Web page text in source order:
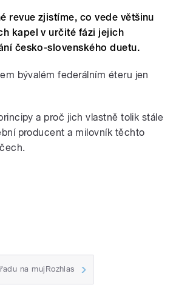
revue zjistíme, co vede většinu
kapel v určité fázi jejich
česko-slovenského duetu.
bývalém federálním éteru jen
a proč jich vlastně tolik stále
producent a milovník těchto
na mujRozhlas